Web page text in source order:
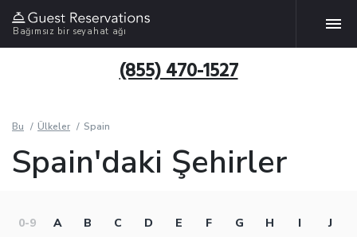
Bağımsız bir seyahat ağı
(855) 470-1527
Bu Ülkeler Spain
Spain'daki Şehirler
0-9 A B C D E F G H I
J